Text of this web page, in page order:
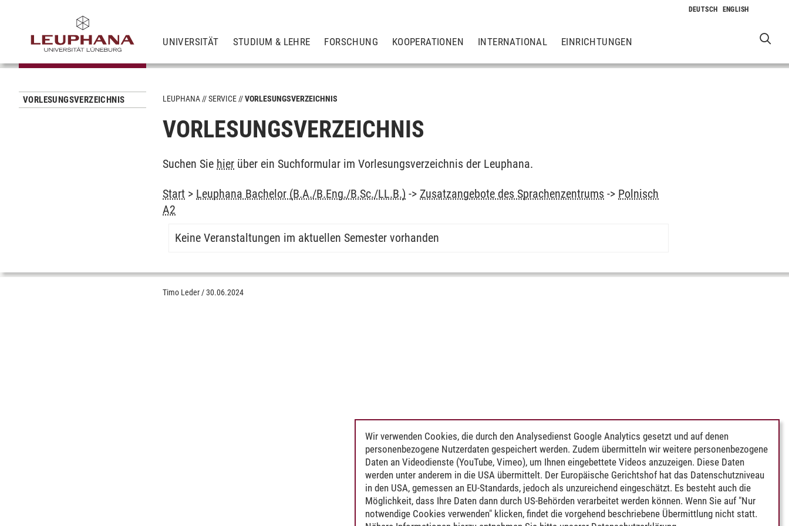
UNIVERSITÄT STUDIUM & LEHRE FORSCHUNG KOOPERATIONEN INTERNATIONAL EINRICHTUNGEN
VORLESUNGSVERZEICHNIS LEUPHANA SERVICE VORLESUNGSVERZEICHNIS
VORLESUNGSVERZEICHNIS
Suchen Sie hier über ein Suchformular im Vorlesungsverzeichnis der Leuphana.
Start > Leuphana Bachelor (B.A./B.Eng./B.Sc./LL.B.) -> Zusatzangebote des Sprachenzentrums -> Polnisch
A2
Keine Veranstaltungen im aktuellen Semester vorhanden
Timo Leder /30.06.2024
Wir verwenden Cookies, die durch den Analysedienst Google Analytics gesetzt und auf denen
personenbezogene Nutzerdaten gespeichert werden. Zudem übermitteln wir weitere personenbezogene
Daten an Videodienste (YouTube, Vimeo), um Ihnen eingebettete Videos anzuzeigen. Diese Daten
werden unter anderem in die USA übermittelt. Der Europäische Gerichtshof hat das Datenschutzniveau
in den USA, gemessen an EU-Standards, jedoch als unzureichend eingeschätzt. Es besteht auch die
Möglichkeit, dass Ihre Daten dann durch US-Behörden verarbeitet werden können. Wenn Sie auf "Nur
notwendige Cookies verwenden" klicken, findet die vorgehend beschriebene Übermittlung nicht statt.